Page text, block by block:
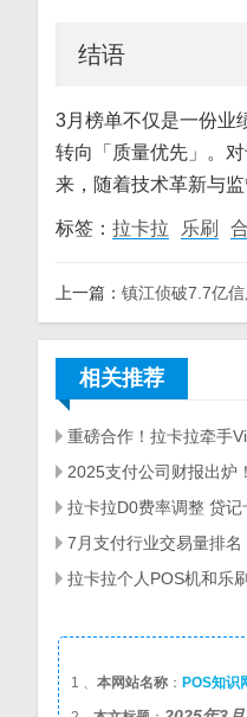
结语
3月榜单不仅是一份业
转向「质量优先」。
来，随着技术革新与
标签： 拉卡拉 乐刷
上一篇： 镇江侦破7.7亿
相关推荐
重磅合作！拉卡拉牵手
2025支付公司财报出炉
拉卡拉D0费率调整 贷
7月支付行业交易量排
拉卡拉个人POS机和乐
1 、 本网站名称 ： POS知识